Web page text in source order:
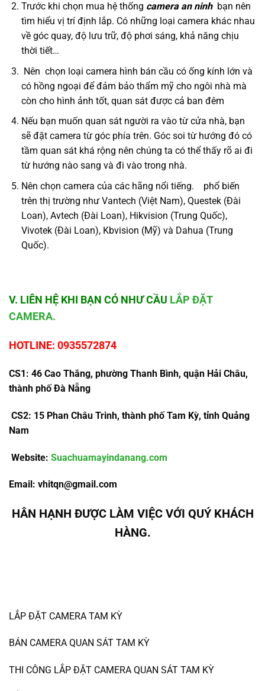
Trước khi chọn mua hệ thống camera an ninh bạn nên
tìm hiểu vị trí định lắp. Có những loại camera khác nhau
về góc quay, độ lưu trữ, độ phơi sáng, khả năng chịu
thời tiết…
Nên chọn loại camera hình bán cầu có ống kính lớn và
có hồng ngoại để đảm bảo thẩm mỹ cho ngôi nhà mà
còn cho hình ảnh tốt, quan sát được cả ban đêm
Nếu bạn muốn quan sát người ra vào từ cửa nhà, bạn
sẽ đặt camera từ góc phía trên. Góc soi từ hướng đó có
tầm quan sát khá rộng nên chúng ta có thể thấy rõ ai đi
từ hướng nào sang và đi vào trong nhà.
Nên chọn camera của các hãng nổi tiếng. phổ biến
trên thị trường như Vantech (Việt Nam), Questek (Đài
Loan), Avtech (Đài Loan), Hikvision (Trung Quốc),
Vivotek (Đài Loan), Kbvision (Mỹ) và Dahua (Trung
Quốc).
V. LIÊN HỆ KHI BẠN CÓ NHƯ CẦU LẮP ĐẶT
CAMERA.
HOTLINE: 0935572874
CS1: 46 Cao Thắng, phường Thanh Bình, quận Hải Châu,
thành phố Đà Nẵng
CS2: 15 Phan Châu Trinh, thành phố Tam Kỳ, tỉnh Quảng
Nam
Website: Suachuamayindanang.com
Email: vhitqn@gmail.com
HÂN HẠNH ĐƯỢC LÀM VIỆC VỚI QUÝ KHÁCH
HÀNG.
LẮP ĐẶT CAMERA TAM KỲ
BÁN CAMERA QUAN SÁT TAM KỲ
THI CÔNG LẮP ĐẶT CAMERA QUAN SÁT TAM KỲ